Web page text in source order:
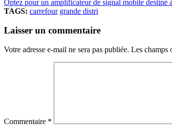
Optez pour un amplificateur de signal mobile destiné
TAGS: carrefour grande distri
Laisser un commentaire
Votre adresse e-mail ne sera pas publiée. Les champs
Commentaire *